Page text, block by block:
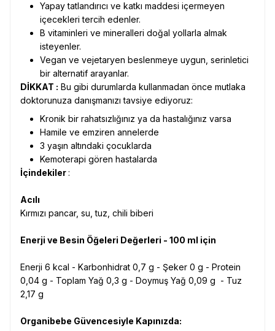
Yapay tatlandırıcı ve katkı maddesi içermeyen
içecekleri tercih edenler.
B vitaminleri ve mineralleri doğal yollarla almak
isteyenler.
Vegan ve vejetaryen beslenmeye uygun, serinletici
bir alternatif arayanlar.
DİKKAT : Bu gibi durumlarda kullanmadan önce mutlaka
doktorunuza danışmanızı tavsiye ediyoruz:
Kronik bir rahatsızlığınız ya da hastalığınız varsa
Hamile ve emziren annelerde
3 yaşın altındaki çocuklarda
Kemoterapi gören hastalarda
İçindekiler:
Acılı
Kırmızı pancar, su, tuz, chili biberi
Enerji ve Besin Öğeleri Değerleri - 100 ml için
Enerji 6 kcal - Karbonhidrat 0,7 g - Şeker 0 g - Protein
0,04 g - Toplam Yağ 0,3 g - Doymuş Yağ 0,09 g - Tuz
2,17 g
Organibebe Güvencesiyle Kapınızda: